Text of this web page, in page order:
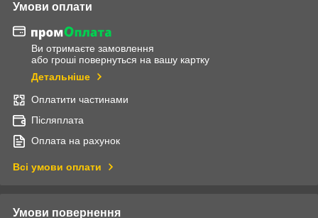
Умови оплати
Ви отримаєте замовлення
або гроші повернуться на вашу картку
Детальніше
Оплатити частинами
Післяплата
Оплата на рахунок
Всі умови оплати
Умови повернення